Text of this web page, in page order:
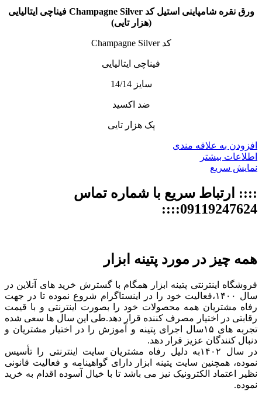
ورق نقره شامپاینی استیل کد Champagne Silver فیناچی ایتالیایی
(هزار تایی)
کد Champagne Silver
فیناچی ایتالیایی
سایز 14/14
ضد اکسید
پک هزار تایی
افزودن به علاقه مندی
اطلاعات بیشتر
نمایش سریع
:::: ارتباط سریع با شماره تماس
09119247624::::
همه چیز در مورد پتینه ابزار
فروشگاه اینترنتی پتینه ابزار همگام با گسترش خرید های آنلاین در
سال ۱۴۰۰،فعالیت خود را در اینستاگرام شروع نموده تا در جهت
رفاه مشتریان همه محصولات خود را بصورت اینترنتی و با قیمت
رقابتی در اختیار مصرف کننده قرار دهد.طی این سال ها سعی شده
تجربه های ۱۵سال اجرای پتینه و آموزش را در اختیار مشتریان و
دنبال کنندگان عزیز قرار دهد.
در سال ۱۴۰۲به دلیل رفاه مشتریان سایت اینترنتی را تأسیس
نموده، همچنین سایت پتینه ابزار دارای گواهینامه و فعالیت قانونی
نظیر اعتماد الکترونیک نیز می باشد تا با خیال آسوده اقدام به خرید
نموده.